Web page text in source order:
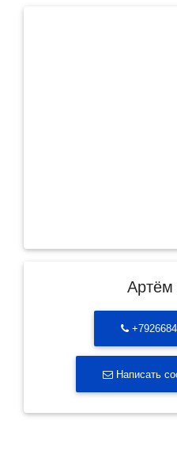
Написать